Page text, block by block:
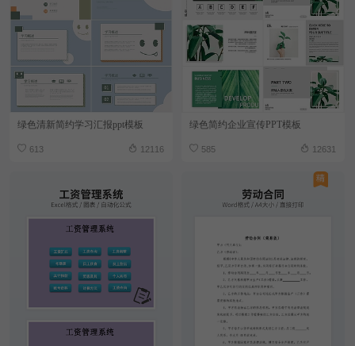
绿色清新简约学习汇报ppt模板
613 12116
绿色简约企业宣传PPT模板
585 12631